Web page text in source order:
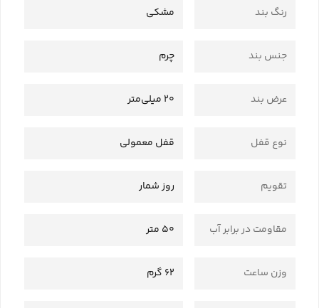
رنگ بند مشکی
جنس بند چرم
عرض بند 20 میلی‌متر
نوع قفل قفل معمولی
تقویم روز شمار
مقاومت در برابر آب 50 متر
وزن ساعت 62 گرم